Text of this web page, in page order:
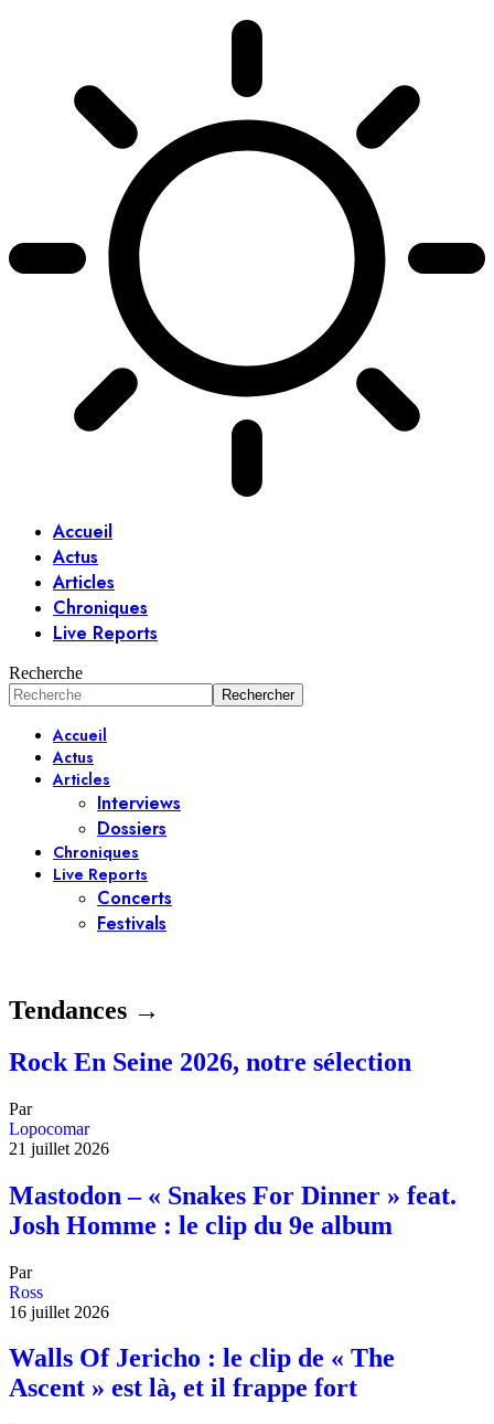
Accueil
Actus
Articles
Chroniques
Live Reports
Recherche
Accueil
Actus
Articles
Interviews
Dossiers
Chroniques
Live Reports
Concerts
Festivals
Tendances →
Rock En Seine 2026, notre sélection
Par
Lopocomar
21 juillet 2026
Mastodon – « Snakes For Dinner » feat.
Josh Homme : le clip du 9e album
Par
Ross
16 juillet 2026
Walls Of Jericho : le clip de « The
Ascent » est là, et il frappe fort